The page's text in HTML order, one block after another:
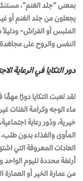
بمعنى “جلد الغنم”،
يجعلون من جلد الغنم أو
الملبس أو الفراش- ودليلاً
النفس والروح على مجاهدة
دور التكايا في الرعاية
لقد لعبت التكايا دورًا
ماء الوجه وكرامة الفئات
خيرية، ودُور رعاية
المأوى والغذاء بدون
العادات المعروفة التي
أرغفة محددة لليوم
من عمارة الخير أو العمارة